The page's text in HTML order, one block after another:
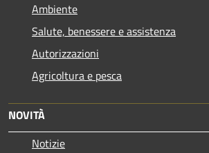
Ambiente
Salute, benessere e assistenza
Autorizzazioni
Agricoltura e pesca
NOVITÀ
Notizie